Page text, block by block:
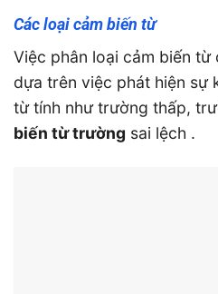
Các loại cảm biến từ
Việc phân loại cảm biến
dựa trên việc phát hiện sự
từ tính như trường thấp,
biến từ trường sai lệch .